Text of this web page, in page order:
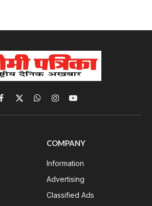
Facebook
X
(Twitter)
WhatsApp
InstagramYouTube
COMPANY
Information
Advertising
Classified Ads